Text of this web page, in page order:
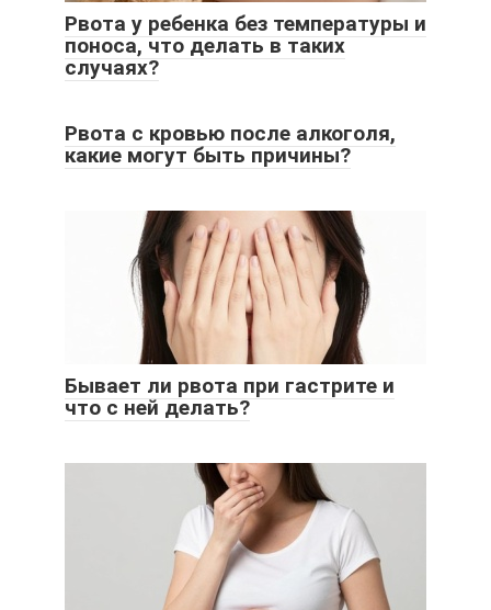
Рвота у ребенка без температуры и
поноса, что делать в таких
случаях?
Рвота с кровью после алкоголя,
какие могут быть причины?
Бывает ли рвота при гастрите и
что с ней делать?